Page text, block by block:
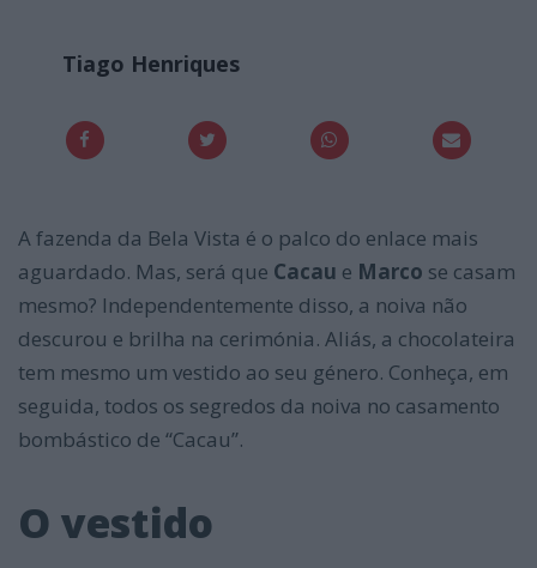
Tiago Henriques
A fazenda da Bela Vista é o palco do enlace mais
aguardado. Mas, será que Cacau e Marco se casam
mesmo? Independentemente disso, a noiva não
descurou e brilha na cerimónia. Aliás, a chocolateira
tem mesmo um vestido ao seu género. Conheça, em
seguida, todos os segredos da noiva no casamento
bombástico de “Cacau”.
O vestido